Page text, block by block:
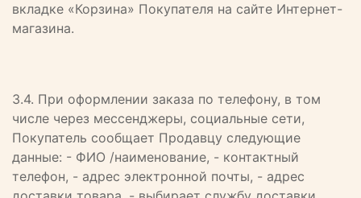
вкладке «Корзина» Покупателя на сайте Интернет-
магазина.
3.4. При оформлении заказа по телефону, в том
числе через мессенджеры, социальные сети,
Покупатель сообщает Продавцу следующие
данные: - ФИО /наименование, - контактный
телефон, - адрес электронной почты, - адрес